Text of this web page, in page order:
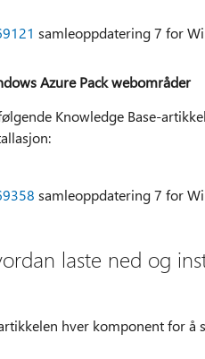
samleoppdatering 7 for
Azure Pack webområder
Knowledge Base-
samleoppdatering 7 for
laste ned og
hver komponent for å